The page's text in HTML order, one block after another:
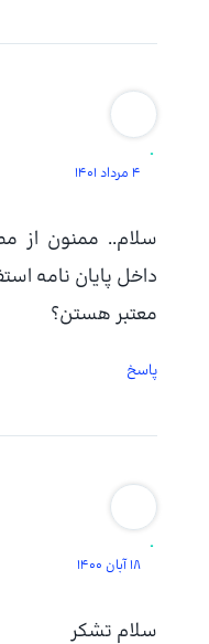
.
4 مرداد 1401
سلام‌‌.. ممنون از
داخل پایان نامه
معتبر هستن؟
پاسخ
.
18 آبان 1400
سلام تشكر